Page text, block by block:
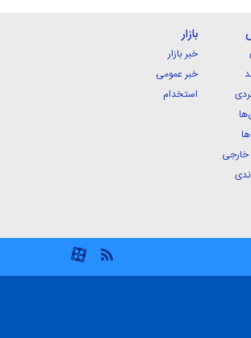
خارجی
بازار
خبر بازار
خبر عمومی
استخدام